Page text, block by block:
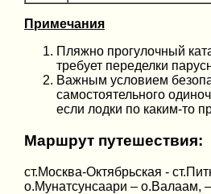
Примечания
Пляжно прогулочный
требует переделки
Важным условием
самостоятельного
если лодки по каким-то
Маршрут путешествия:
ст.Москва-Октябрьская -
о.Мунатсунсаари – о.Валаам,